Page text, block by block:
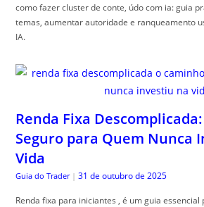
como fazer cluster de conte, údo com ia: guia
temas, aumentar autoridade e ranqueamento
IA.
Renda Fixa
Seguro para Quem Nunca
Vida
Guia do Trader | 31 de outubro de 2025
Renda fixa para iniciantes , é um guia